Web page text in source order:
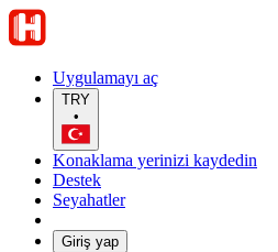
Uygulamayı aç
TRY
•
Konaklama yerinizi kaydedin
Destek
Seyahatler
Giriş yap